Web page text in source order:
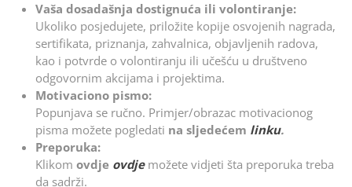
Vaša dosadašnja dostignuća ili volontiranje:
Ukoliko posjedujete, priložite kopije osvojenih nagrada,
sertifikata, priznanja, zahvalnica, objavljenih radova,
kao i potvrde o volontiranju ili učešću u društveno
odgovornim akcijama i projektima.
Motivaciono pismo:
Popunjava se ručno. Primjer/obrazac motivacionog
pisma možete pogledati na sljedećem linku.
Preporuka:
Klikom ovdje ovdjemožete vidjeti šta preporuka treba
da sadrži.